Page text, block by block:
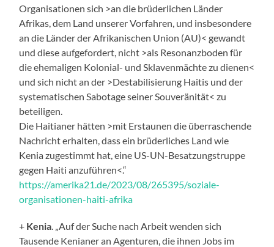
Organisationen sich >an die brüderlichen Länder
Afrikas, dem Land unserer Vorfahren, und insbesondere
an die Länder der Afrikanischen Union (AU)< gewandt
und diese aufgefordert, nicht >als Resonanzboden für
die ehemaligen Kolonial- und Sklavenmächte zu dienen<
und sich nicht an der >Destabilisierung Haitis und der
systematischen Sabotage seiner Souveränität< zu
beteiligen.
Die Haitianer hätten >mit Erstaunen die überraschende
Nachricht erhalten, dass ein brüderliches Land wie
Kenia zugestimmt hat, eine US-UN-Besatzungstruppe
gegen Haiti anzuführen<.“
https://amerika21.de/2023/08/265395/soziale-
organisationen-haiti-afrika
+ Kenia . „Auf der Suche nach Arbeit wenden sich
Tausende Kenianer an Agenturen, die ihnen Jobs im